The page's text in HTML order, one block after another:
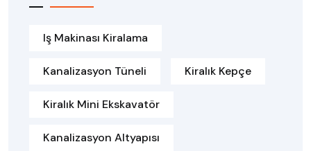
Iş Makinası Kiralama
Kanalizasyon Tüneli Kiralık Kepçe
Kiralık Mini Ekskavatör
Kanalizasyon Altyapısı